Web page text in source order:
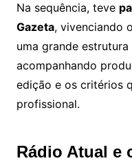
Na sequência, teve
Gazeta, vivenciando
uma grande
acompanhando
edição e os critérios
profissional.
Rádio Atual e